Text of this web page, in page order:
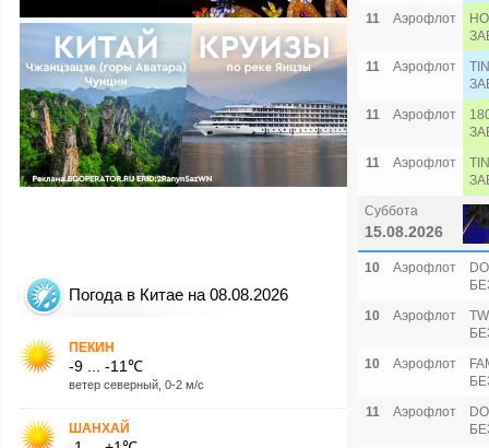
Погода в Китае на 08.08.2026
ПЕКИН
-9 ... -11℃
ветер северный, 0-2 м/с
ШАНХАЙ
11
Аэрофлот
11
Аэрофлот
11
Аэрофлот
11
Аэрофлот
Суббота
15.08.2026
10 Аэрофлот
10
Аэрофлот
10
Аэрофлот
11
Аэрофлот